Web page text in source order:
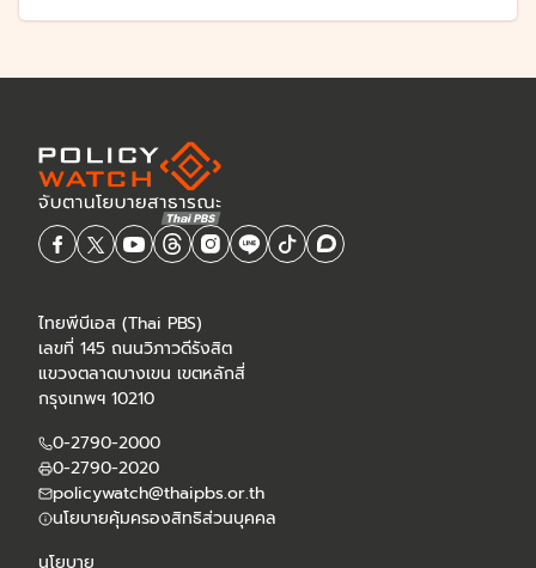
ไทยพีบีเอส (Thai PBS)
เลขที่ 145 ถนนวิภาวดีรังสิต
แขวงตลาดบางเขน เขตหลักสี่
กรุงเทพฯ 10210
0-2790-2000
0-2790-2020
policywatch@thaipbs.or.th
นโยบายคุ้มครองสิทธิส่วนบุคคล